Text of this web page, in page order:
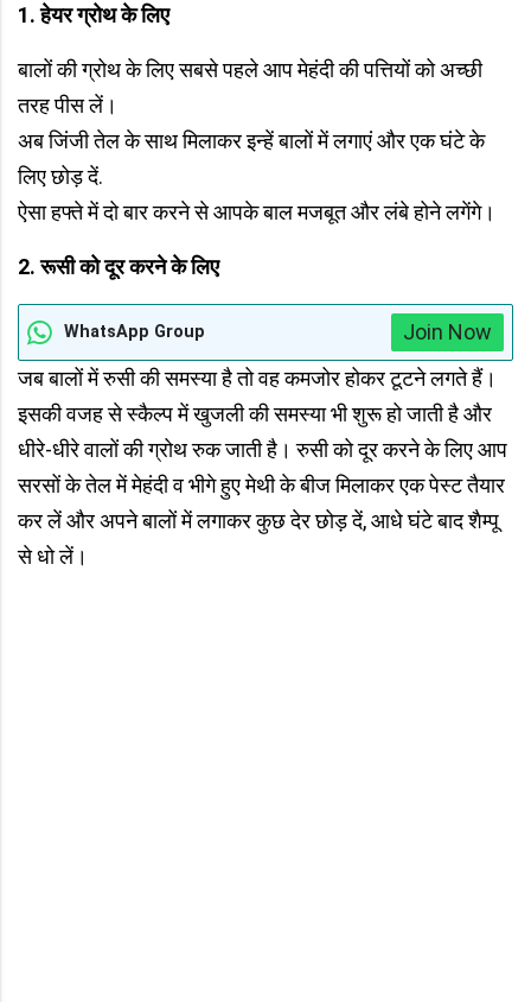
1.हेयर ग्रोथ के लिए
बालों की ग्रोथ के लिए सबसे पहले आप मेहंदी की पत्तियों को अच्‍छी
तरह पीस लें।
अब जिंजी तेल के साथ मिलाकर इन्‍हें बालों में लगाएं और एक घंटे के
लिए छोड़ दें.
ऐसा हफ्ते में दो बार करने से आपके बाल मजबूत और लंबे होने लगेंगे।
2.रूसी को दूर करने के लिए
WhatsApp Group
Join Now
जब बालों में रुसी की समस्या है तो वह कमजोर होकर टूटने लगते हैं।
इसकी वजह से स्‍कैल्‍प में खुजली की समस्‍या भी शुरू हो जाती है और
धीरे-धीरे वालों की ग्रोथ रुक जाती है। रुसी को दूर करने के लिए आप
सरसों के तेल में मेहंदी व भीगे हुए मेथी के बीज मिलाकर एक पेस्ट तैयार
कर लें और अपने बालों में लगाकर कुछ देर छोड़ दें, आधे घंटे बाद शैम्पू
से धो लें।